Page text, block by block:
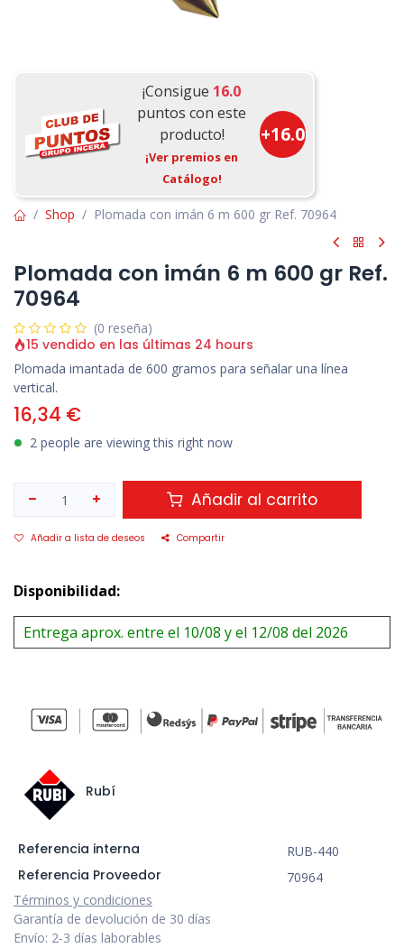
¡Consigue 16.0
puntos con este
producto!
¡Ver premios en
Catálogo!
+16.0
Shop Plomada con imán 6 m 600 gr Ref. 70964
Plomada con imán 6 m 600 gr Ref.
70964
(0 reseña)
15 vendido en las últimas 24 hours
Plomada imantada de 600 gramos para señalar una línea
vertical.
16,34 €
2 people are viewing this right now
Añadir al carrito
Añadir a lista de deseos Compartir
Disponibilidad:
Entrega aprox. entre el 10/08 y el 12/08 del 2026
Rubí
Referencia interna RUB-440
Referencia Proveedor
70964
Términos y condiciones
Garantía de devolución de 30 días
Envío: 2-3 días laborables